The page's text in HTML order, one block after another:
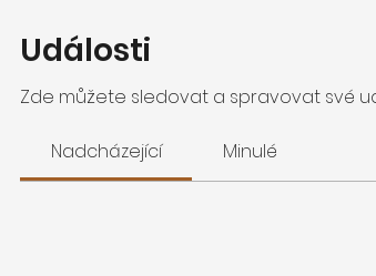
Události
Zde můžete sledovat a spravovat své
Nadcházející Minulé